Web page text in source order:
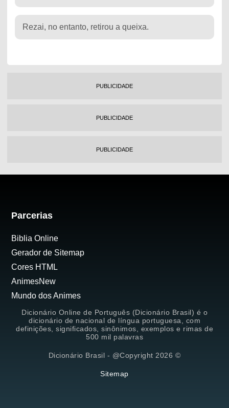
Rezai, no entanto, retirou a queixa.
PUBLICIDADE
PUBLICIDADE
PUBLICIDADE
Parcerias
Biblia Online
Gerador de Sitemap
Cores HTML
AnimesNew
Mundo dos Animes
Dicionário Online de Português (Dicionário Brasil) é o
dicionário de nacional de língua portuguesa, com
definições, significados, sinônimos, exemplos e rimas de
500 mil palavras
Dicionário Brasil - @Copyright 2026 ©
Sitemap